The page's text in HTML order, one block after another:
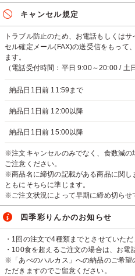
キャンセル規定
トラブル防止のため、お電話もしくは
セル確定メール(FAX)の送受信をもって
ます。
（電話受付時間：平日 9:00～20:00 / 土
納品日1日前 11:59まで
納品日1日前 12:00以降
納品日1日前 15:00以降
※注文キャンセルのみでなく、食数減の
ご注意ください。
※商品名に締切の記載がある商品に関し
ともにそちらに準じます。
※ご注文状況によって早期に締め切らせ
四季彩りんかのお知らせ
・1回の注文で4種類までとさせていただ
・100食を超えるご注文の場合は、お電
※「あべのハルカス」への納品のご希望
ただきますのでご留意ください。